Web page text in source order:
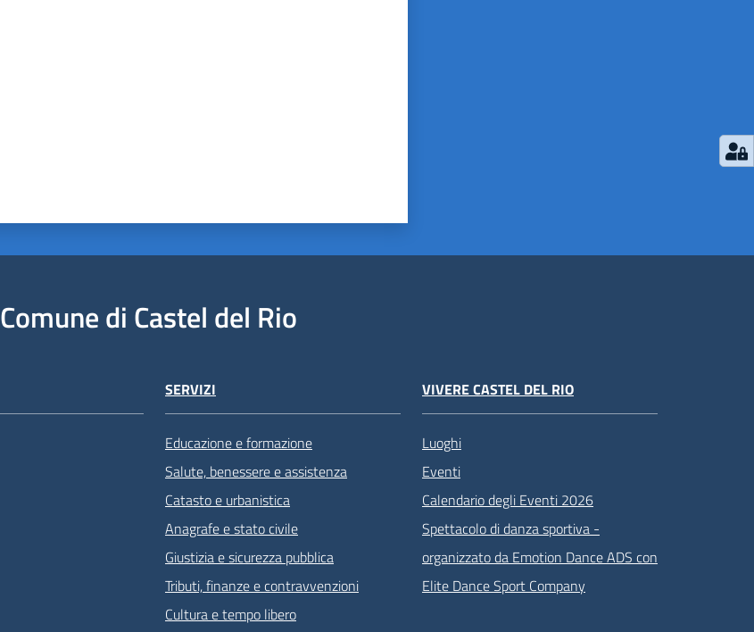
Comune di Castel del Rio
SERVIZI
Educazione e formazione
Salute, benessere e assistenza
Catasto e urbanistica
Anagrafe e stato civile
Giustizia e sicurezza pubblica
Tributi, finanze e contravvenzioni
Cultura e tempo libero
VIVERE CASTEL DEL RIO
Luoghi
Eventi
Calendario degli Eventi 2026
Spettacolo di danza sportiva -
organizzato da Emotion Dance ADS con
Elite Dance Sport Company